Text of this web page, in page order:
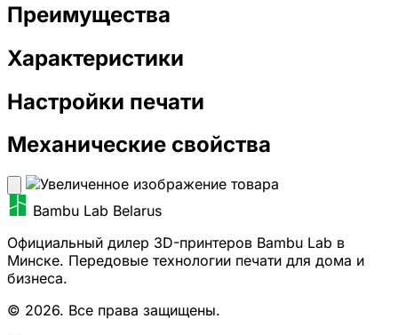
Преимущества
Характеристики
Настройки печати
Механические свойства
Bambu Lab Belarus
Официальный дилер 3D-принтеров Bambu Lab в
Минске. Передовые технологии печати для дома и
бизнеса.
© 2026. Все права защищены.